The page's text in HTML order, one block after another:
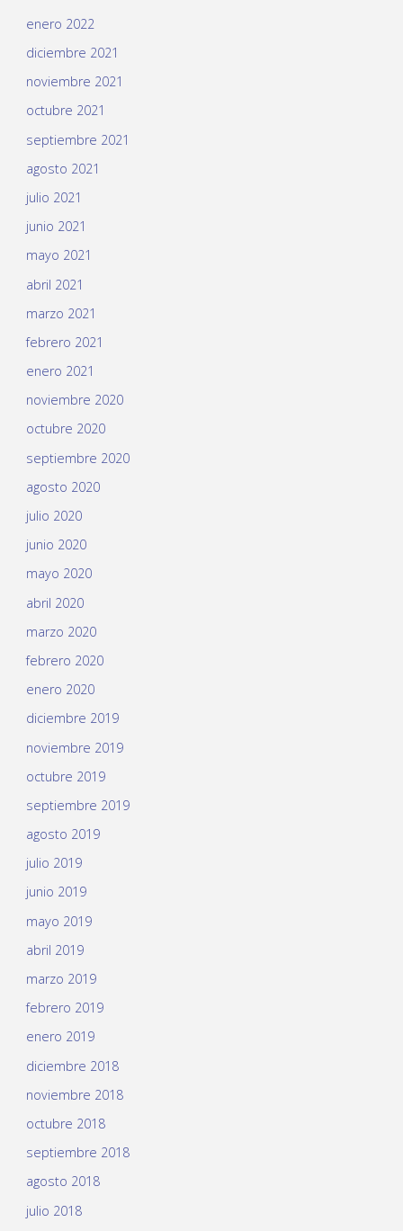
enero 2022
diciembre 2021
noviembre 2021
octubre 2021
septiembre 2021
agosto 2021
julio 2021
junio 2021
mayo 2021
abril 2021
marzo 2021
febrero 2021
enero 2021
noviembre 2020
octubre 2020
septiembre 2020
agosto 2020
julio 2020
junio 2020
mayo 2020
abril 2020
marzo 2020
febrero 2020
enero 2020
diciembre 2019
noviembre 2019
octubre 2019
septiembre 2019
agosto 2019
julio 2019
junio 2019
mayo 2019
abril 2019
marzo 2019
febrero 2019
enero 2019
diciembre 2018
noviembre 2018
octubre 2018
septiembre 2018
agosto 2018
julio 2018